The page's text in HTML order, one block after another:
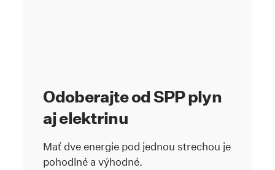
Odoberajte od SPP plyn
aj elektrinu
Mať dve energie pod jednou strechou je
pohodlné a výhodné.